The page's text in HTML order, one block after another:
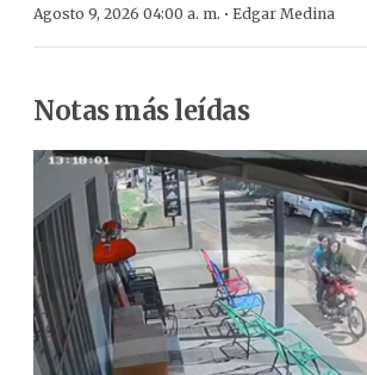
Agosto 9, 2026 04:00 a. m. · Edgar Medina
Notas más leídas